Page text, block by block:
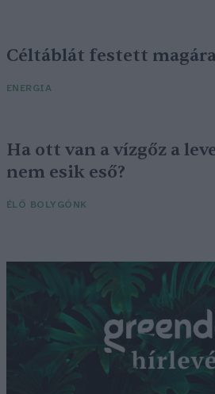
Céltáblát festett
ENERGIA
Ha ott van a vízgőz a
nem esik eső?
ÉLŐ BOLYGÓNK